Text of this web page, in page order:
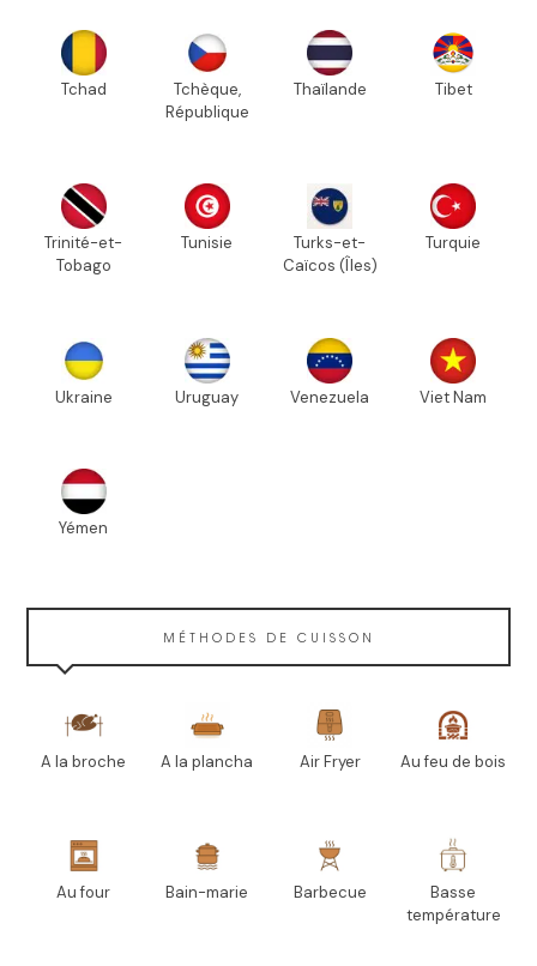
Tchad
Tchèque,
République
Thaïlande Tibet
Trinité-et-
Tobago
Tunisie
Turks-et-
Caïcos (Îles)
Turquie
Ukraine Uruguay Venezuela Viet Nam
Yémen
MÉTHODES DE CUISSON
A la broche A la plancha Air Fryer Au feu de bois
Au four Bain-marie Barbecue
Basse
température